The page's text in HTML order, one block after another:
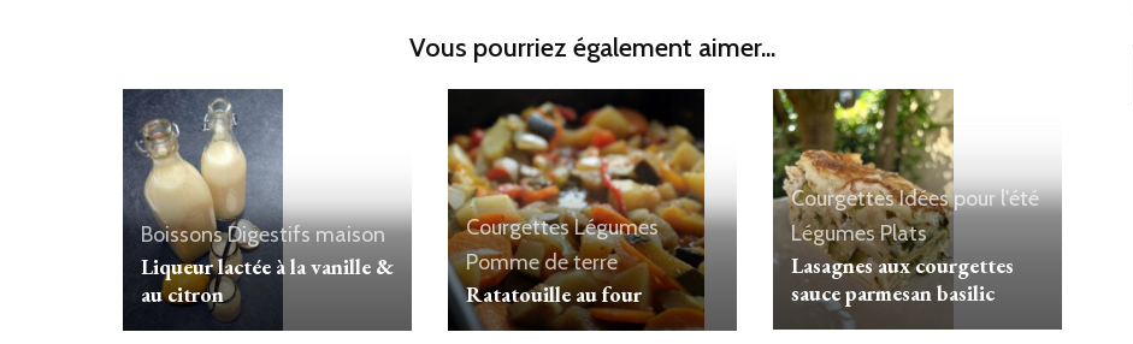
Vous pourriez également aimer...
BoissonsDigestifs maison
Liqueur lactée à la vanille &
au citron
CourgettesLégumes
Pomme de terre
Ratatouille au four
CourgettesIdées pour l'été
LégumesPlats
Lasagnes aux courgettes
sauce parmesan basilic